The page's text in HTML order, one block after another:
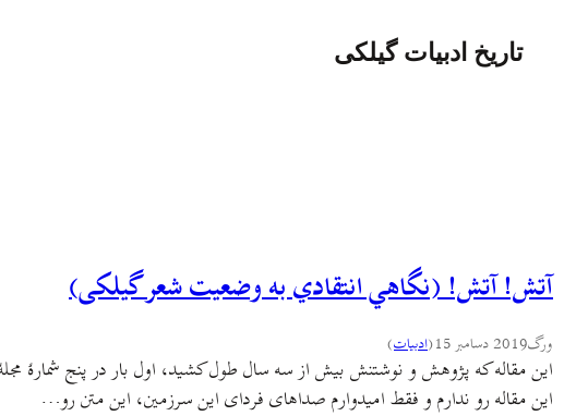
تاریخ ادبیات گیلکی
آتش! آتش! (نگاهي انتقادي به وضعیت شعر گیلکی)
ورگ2019 دسامبر 15 (ادبيات)
این مقاله که پژوهش و نوشتنش بیش از سه سال طول کشید، اول بار در پنج شمارهٔ
این مقاله رو ندارم و فقط امیدوارم صداهای فردای این سرزمین، این متن رو…